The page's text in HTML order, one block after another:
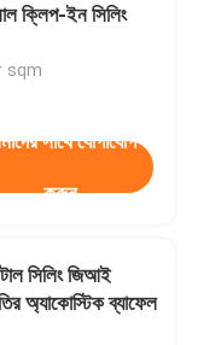
ক্লিপ-ইন সিলিং
sqm
সাথে যোগাযোগ
করুন
সিলিং জিআই
অ্যাকোস্টিক ব্যাফেল